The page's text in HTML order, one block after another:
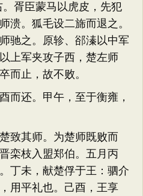
胥臣蒙马以虎皮，先犯
溃。狐毛设二旆而退之。
驰之。原轸、郤溱以中军
上军夹攻子西，楚左师
而止，故不败。
还。甲午，至于衡雍，
其师。为楚师既败而
栾枝入盟郑伯。五月丙
丁未，献楚俘于王：驷介
用平礼也。己酉，王享